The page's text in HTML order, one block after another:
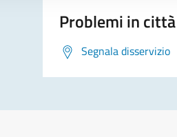
Problemi in città
Segnala disservizio